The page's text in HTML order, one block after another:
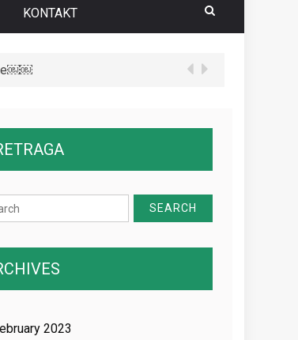
KONTAKT
kako danas izgleda￼
2023